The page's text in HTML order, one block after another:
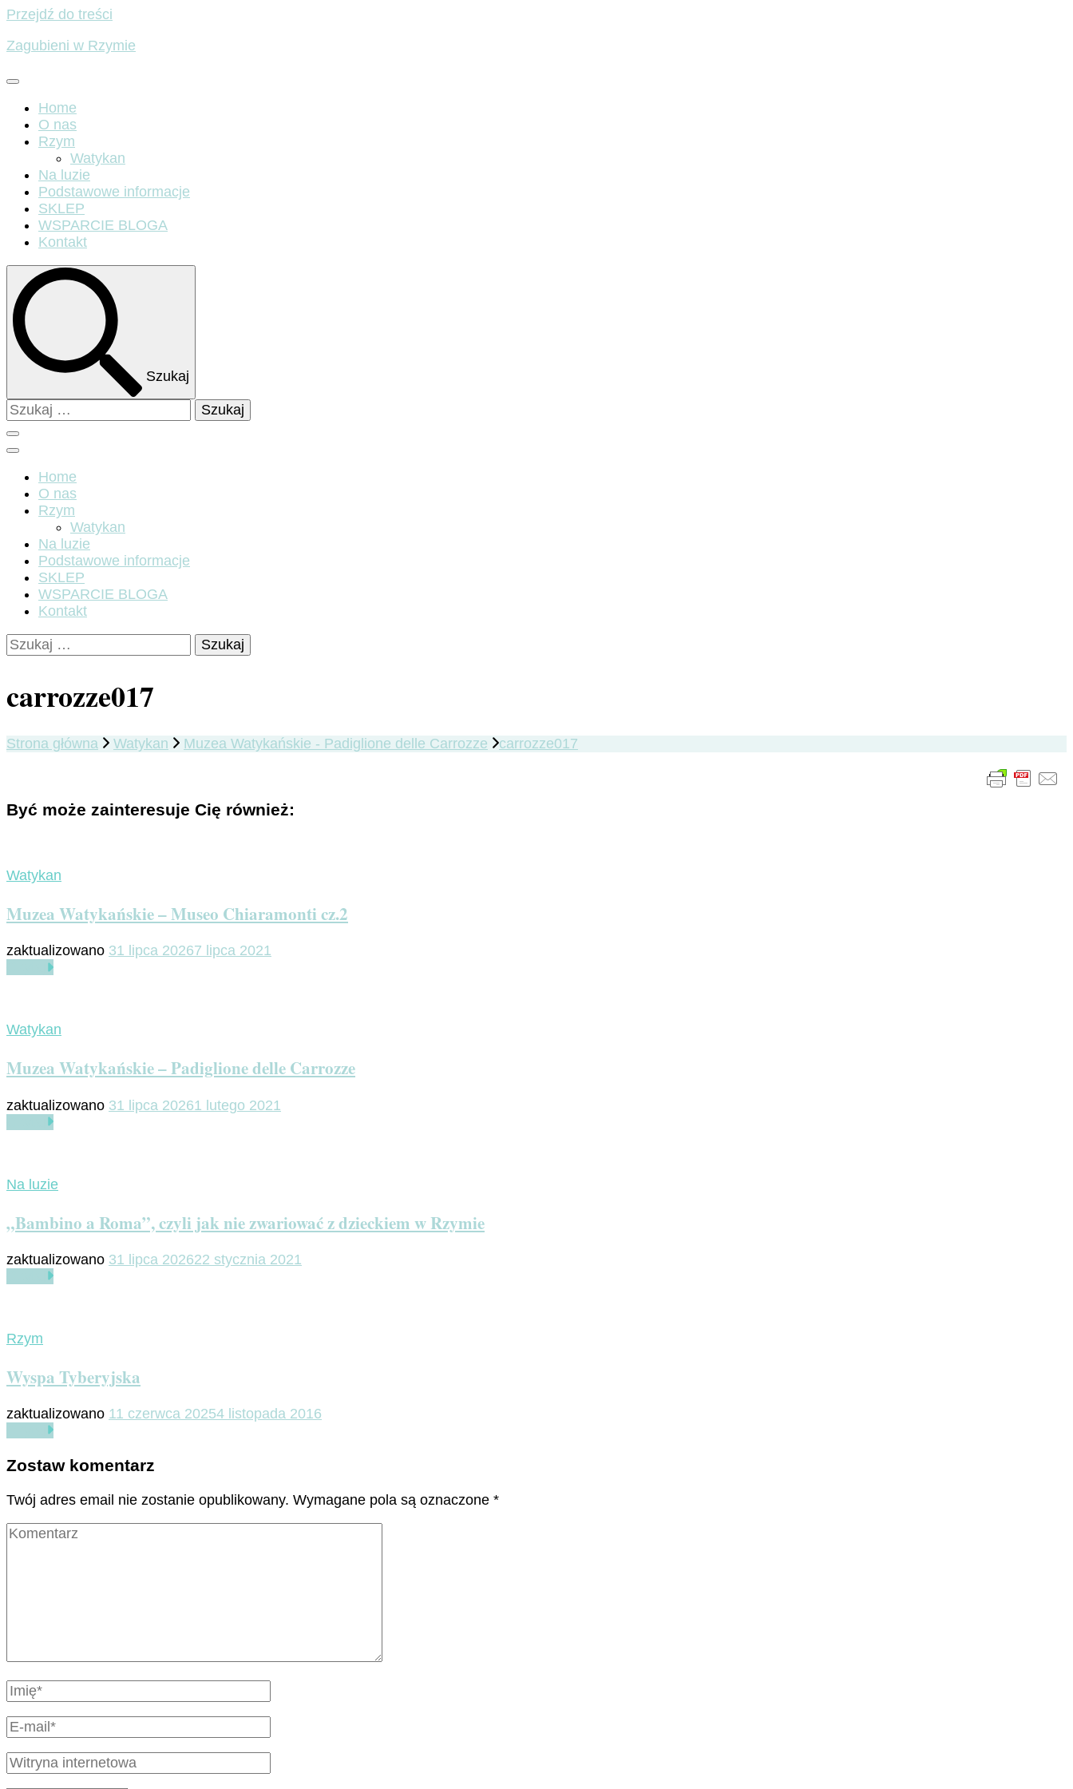
Przejdź do treści
Zagubieni w Rzymie
Home
O nas
Rzym
Watykan
Na luzie
Podstawowe informacje
SKLEP
WSPARCIE BLOGA
Kontakt
Szukaj
Szukaj:
Home
O nas
Rzym
Watykan
Na luzie
Podstawowe informacje
SKLEP
WSPARCIE BLOGA
Kontakt
Szukaj:
carrozze017
Strona główna Watykan Muzea Watykańskie - Padiglione delle Carrozze carrozze017
Być może zainteresuje Cię również:
Watykan
Muzea Watykańskie – Museo Chiaramonti cz.2
zaktualizowano 31 lipca 20267 lipca 2021
Watykan
Muzea Watykańskie – Padiglione delle Carrozze
zaktualizowano 31 lipca 20261 lutego 2021
Na luzie
„Bambino a Roma”, czyli jak nie zwariować z dzieckiem w Rzymie
zaktualizowano 31 lipca 202622 stycznia 2021
Rzym
Wyspa Tyberyjska
zaktualizowano 11 czerwca 20254 listopada 2016
Zostaw komentarz
Twój adres email nie zostanie opublikowany. Wymagane pola są oznaczone *